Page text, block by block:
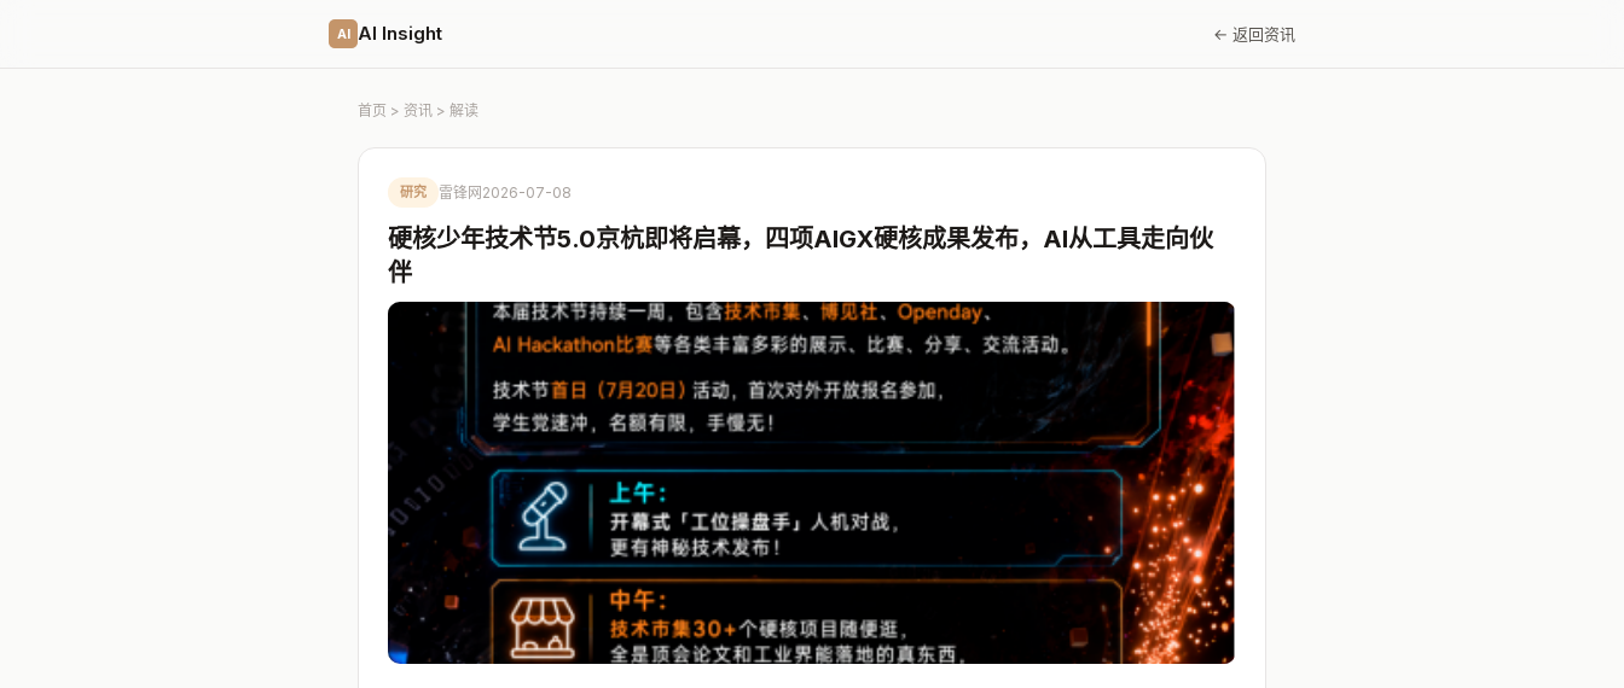
AI AI Insight ← 返回资讯
首页 > 资讯 > 解读
研究 雷锋网 2026-07-08
硬核少年技术节5.0京杭即将启幕，四项AIGX硬核成果发布，AI从工具走向伙
伴